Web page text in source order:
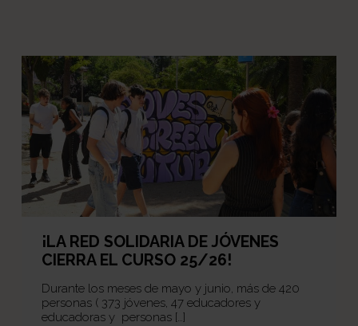
¡LA RED SOLIDARIA DE JÓVENES
CIERRA EL CURSO 25/26!
Durante los meses de mayo y junio, más de 420
personas ( 373 jóvenes, 47 educadores y
educadoras y personas […]